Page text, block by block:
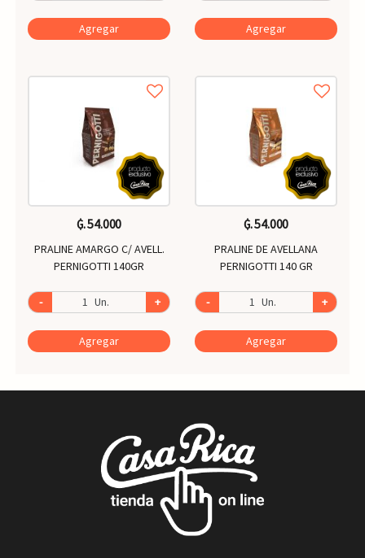
Agregar Agregar
₲. 54.000
PRALINE AMARGO C/ AVELL.
PERNIGOTTI 140GR
- Un. +
Agregar
₲. 54.000
PRALINE DE AVELLANA
PERNIGOTTI 140 GR
- Un. +
Agregar